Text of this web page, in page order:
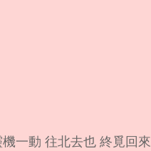
一動 往北去也 終覓回來